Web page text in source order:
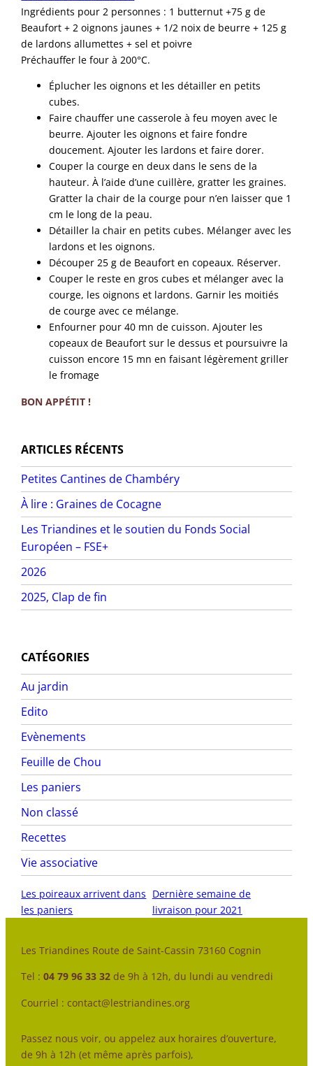
Ingrédients pour 2 personnes : 1 butternut +75 g de
Beaufort + 2 oignons jaunes + 1/2 noix de beurre + 125 g
de lardons allumettes + sel et poivre
Préchauffer le four à 200°C.
Éplucher les oignons et les détailler en petits
cubes.
Faire chauffer une casserole à feu moyen avec le
beurre. Ajouter les oignons et faire fondre
doucement. Ajouter les lardons et faire dorer.
Couper la courge en deux dans le sens de la
hauteur. À l’aide d’une cuillère, gratter les graines.
Gratter la chair de la courge pour n’en laisser que 1
cm le long de la peau.
Détailler la chair en petits cubes. Mélanger avec les
lardons et les oignons.
Découper 25 g de Beaufort en copeaux. Réserver.
Couper le reste en gros cubes et mélanger avec la
courge, les oignons et lardons. Garnir les moitiés
de courge avec ce mélange.
Enfourner pour 40 mn de cuisson. Ajouter les
copeaux de Beaufort sur le dessus et poursuivre la
cuisson encore 15 mn en faisant légèrement griller
le fromage
BON APPÉTIT !
ARTICLES RÉCENTS
Petites Cantines de Chambéry
À lire : Graines de Cocagne
Les Triandines et le soutien du Fonds Social
Européen – FSE+
2026
2025, Clap de fin
CATÉGORIES
Au jardin
Edito
Evènements
Feuille de Chou
Les paniers
Non classé
Recettes
Vie associative
Les poireaux arrivent dans
les paniers
Dernière semaine de
livraison pour 2021
Les Triandines Route de Saint-Cassin 73160 Cognin
Tel :04 79 96 33 32 de 9h à 12h, du lundi au vendredi
Courriel : contact@lestriandines.org
Passez nous voir, ou appelez aux horaires d’ouverture,
de 9h à 12h (et même après parfois),